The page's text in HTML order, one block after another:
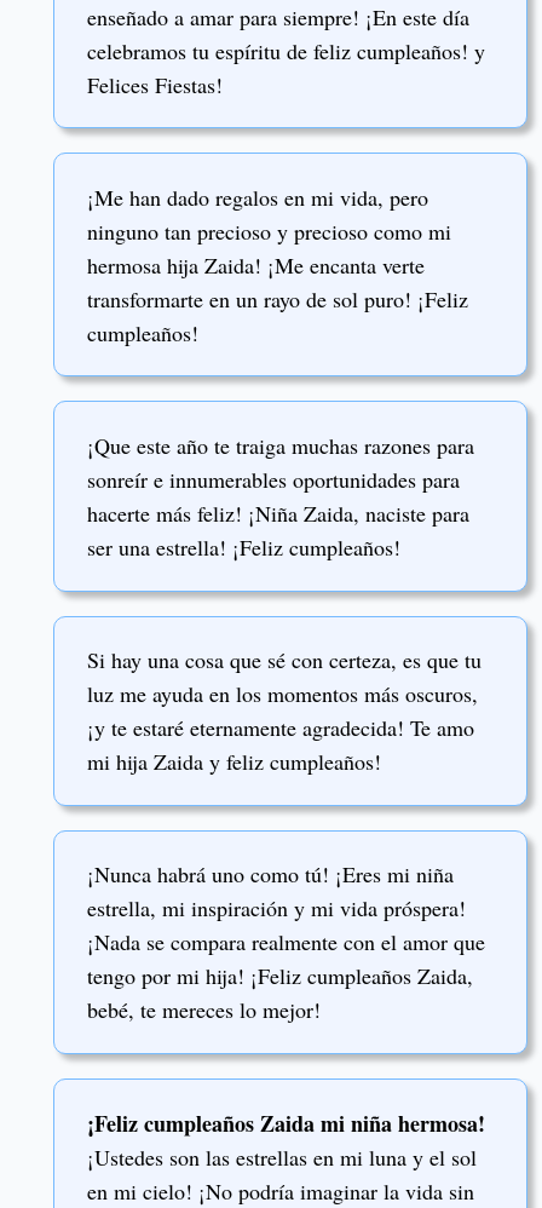
enseñado a amar para siempre! ¡En este día
celebramos tu espíritu de feliz cumpleaños! y
Felices Fiestas!
¡Me han dado regalos en mi vida, pero
ninguno tan precioso y precioso como mi
hermosa hija Zaida! ¡Me encanta verte
transformarte en un rayo de sol puro! ¡Feliz
cumpleaños!
¡Que este año te traiga muchas razones para
sonreír e innumerables oportunidades para
hacerte más feliz! ¡Niña Zaida, naciste para
ser una estrella! ¡Feliz cumpleaños!
Si hay una cosa que sé con certeza, es que tu
luz me ayuda en los momentos más oscuros,
¡y te estaré eternamente agradecida! Te amo
mi hija Zaida y feliz cumpleaños!
¡Nunca habrá uno como tú! ¡Eres mi niña
estrella, mi inspiración y mi vida próspera!
¡Nada se compara realmente con el amor que
tengo por mi hija! ¡Feliz cumpleaños Zaida,
bebé, te mereces lo mejor!
¡Feliz cumpleaños Zaida mi niña hermosa!
¡Ustedes son las estrellas en mi luna y el sol
en mi cielo! ¡No podría imaginar la vida sin